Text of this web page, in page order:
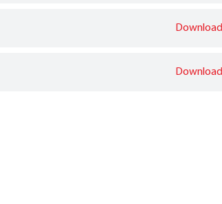
Download
Download